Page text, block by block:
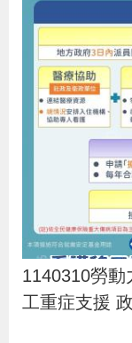
放
告
檢
交
通
位
1140310勞
工重症支援